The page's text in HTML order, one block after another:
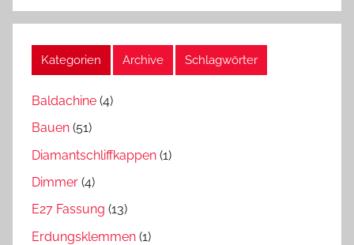
Kategorien Archive Schlagwörter
Baldachine (4)
Bauen (51)
Diamantschliffkappen (1)
Dimmer (4)
E27 Fassung (13)
Erdungsklemmen (1)